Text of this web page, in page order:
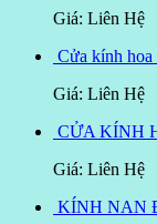
Giá: Liên Hệ
Cửa kính hoa
Giá: Liên Hệ
CỬA KÍNH
Giá: Liên Hệ
KÍNH NAN